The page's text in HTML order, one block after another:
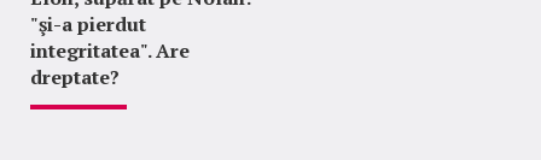
"şi-a pierdut
integritatea". Are
dreptate?